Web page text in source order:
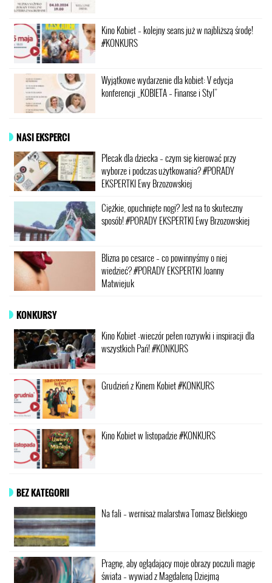
Kino Kobiet – kolejny seans już w najbliższą środę!
#KONKURS
Wyjątkowe wydarzenie dla kobiet: V edycja
konferencji „KOBIETA – Finanse i Styl”
NASI EKSPERCI
Plecak dla dziecka – czym się kierować przy
wyborze i podczas użytkowania? #PORADY
EKSPERTKI Ewy Brzozowskiej
Ciężkie, opuchnięte nogi? Jest na to skuteczny
sposób! #PORADY EKSPERTKI Ewy Brzozowskiej
Blizna po cesarce – co powinnyśmy o niej
wiedzieć? #PORADY EKSPERTKI Joanny
Matwiejuk
KONKURSY
Kino Kobiet -wieczór pełen rozrywki i inspiracji dla
wszystkich Pań! #KONKURS
Grudzień z Kinem Kobiet #KONKURS
Kino Kobiet w listopadzie #KONKURS
BEZ KATEGORII
Na fali – wernisaż malarstwa Tomasz Bielskiego
Pragnę, aby oglądający moje obrazy poczuli magię
świata – wywiad z Magdaleną Dziejmą